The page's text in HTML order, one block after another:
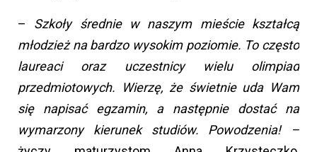
– Szkoły średnie w naszym mieście kształcą
młodzież na bardzo wysokim poziomie. To często
laureaci oraz uczestnicy wielu olimpiad
przedmiotowych. Wierzę, że świetnie uda Wam
się napisać egzamin, a następnie dostać na
wymarzony kierunek studiów. Powodzenia! –